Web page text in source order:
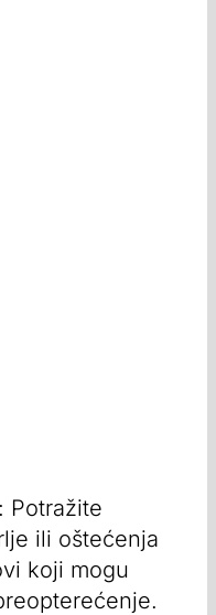
Potražite
ili oštećenja
koji mogu